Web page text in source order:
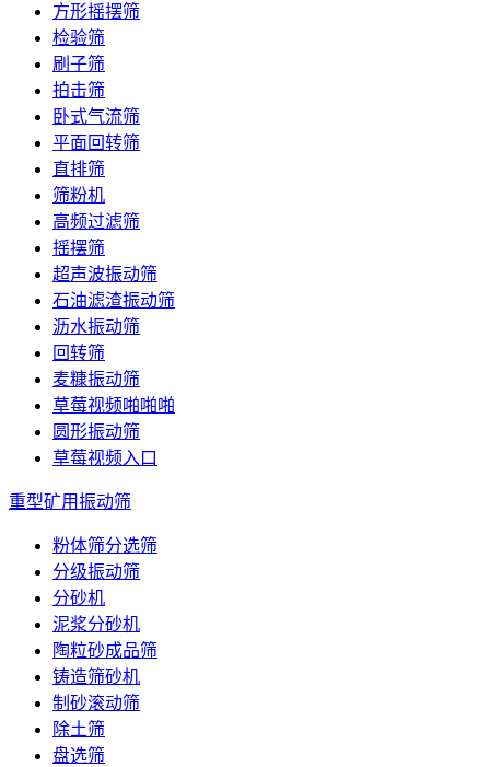
方形摇摆筛
检验筛
刷子筛
拍击筛
卧式气流筛
平面回转筛
直排筛
筛粉机
高频过滤筛
摇摆筛
超声波振动筛
石油滤渣振动筛
沥水振动筛
回转筛
麦糠振动筛
草莓视频啪啪啪
圆形振动筛
草莓视频入口
重型矿用振动筛
粉体筛分选筛
分级振动筛
分砂机
泥浆分砂机
陶粒砂成品筛
铸造筛砂机
制砂滚动筛
除土筛
盘选筛